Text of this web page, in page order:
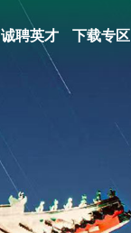
诚聘英才 下载专区